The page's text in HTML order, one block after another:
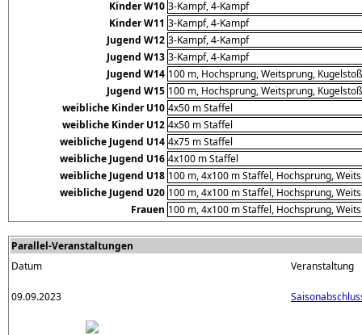
Kinder W10 3-Kampf, 4-Kampf
Kinder W11 3-Kampf, 4-Kampf
Jugend W12 3-Kampf, 4-Kampf
Jugend W13 3-Kampf, 4-Kampf
Jugend W14 100 m, Hochsprung, Weitsprung,
Jugend W15 100 m, Hochsprung, Weitsprung,
weibliche Kinder U10 4x50 m Staffel
weibliche Kinder U12 4x50 m Staffel
weibliche Jugend U14 4x75 m Staffel
weibliche Jugend U16 4x100 m Staffel
weibliche Jugend U18 100 m, 4x100 m Staffel, Hochsprung,
weibliche Jugend U20 100 m, 4x100 m Staffel, Hochsprung,
Frauen 100 m, 4x100 m Staffel, Hochsprung,
Parallel-Veranstaltungen
Datum
Veranstaltung
09.09.2023